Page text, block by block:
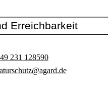
Erreichbarkeit
231 128590